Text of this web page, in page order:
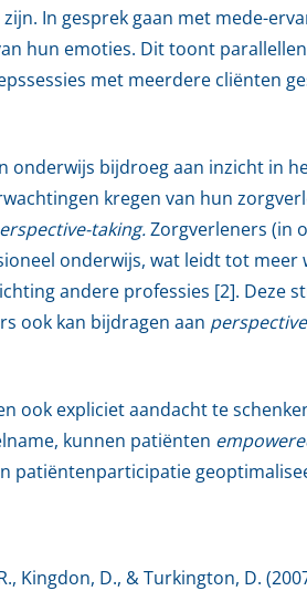
In gesprek gaan met mede-
hun emoties. Dit toont
met meerdere cliënten
onderwijs bijdroeg aan inzicht in
kregen van hun
taking.Zorgverleners (in
onderwijs, wat leidt tot meer
andere professies [2]. Deze
ook kan bijdragen aan
ook expliciet aandacht te
kunnen patiënten
patiëntenparticipatie
Kingdon, D., & Turkington, D.